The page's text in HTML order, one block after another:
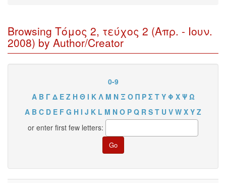
Browsing Τόμος 2, τεύχος 2 (Απρ. - Ιουν.
2008) by Author/Creator
0-9
Α Β Γ Δ Ε Ζ Η Θ Ι Κ Λ Μ Ν Ξ Ο Π Ρ Σ Τ Υ Φ Χ Ψ Ω
A B C D E F G H I J K L M N O P Q R S T U V W X Y Z
or enter first few letters: